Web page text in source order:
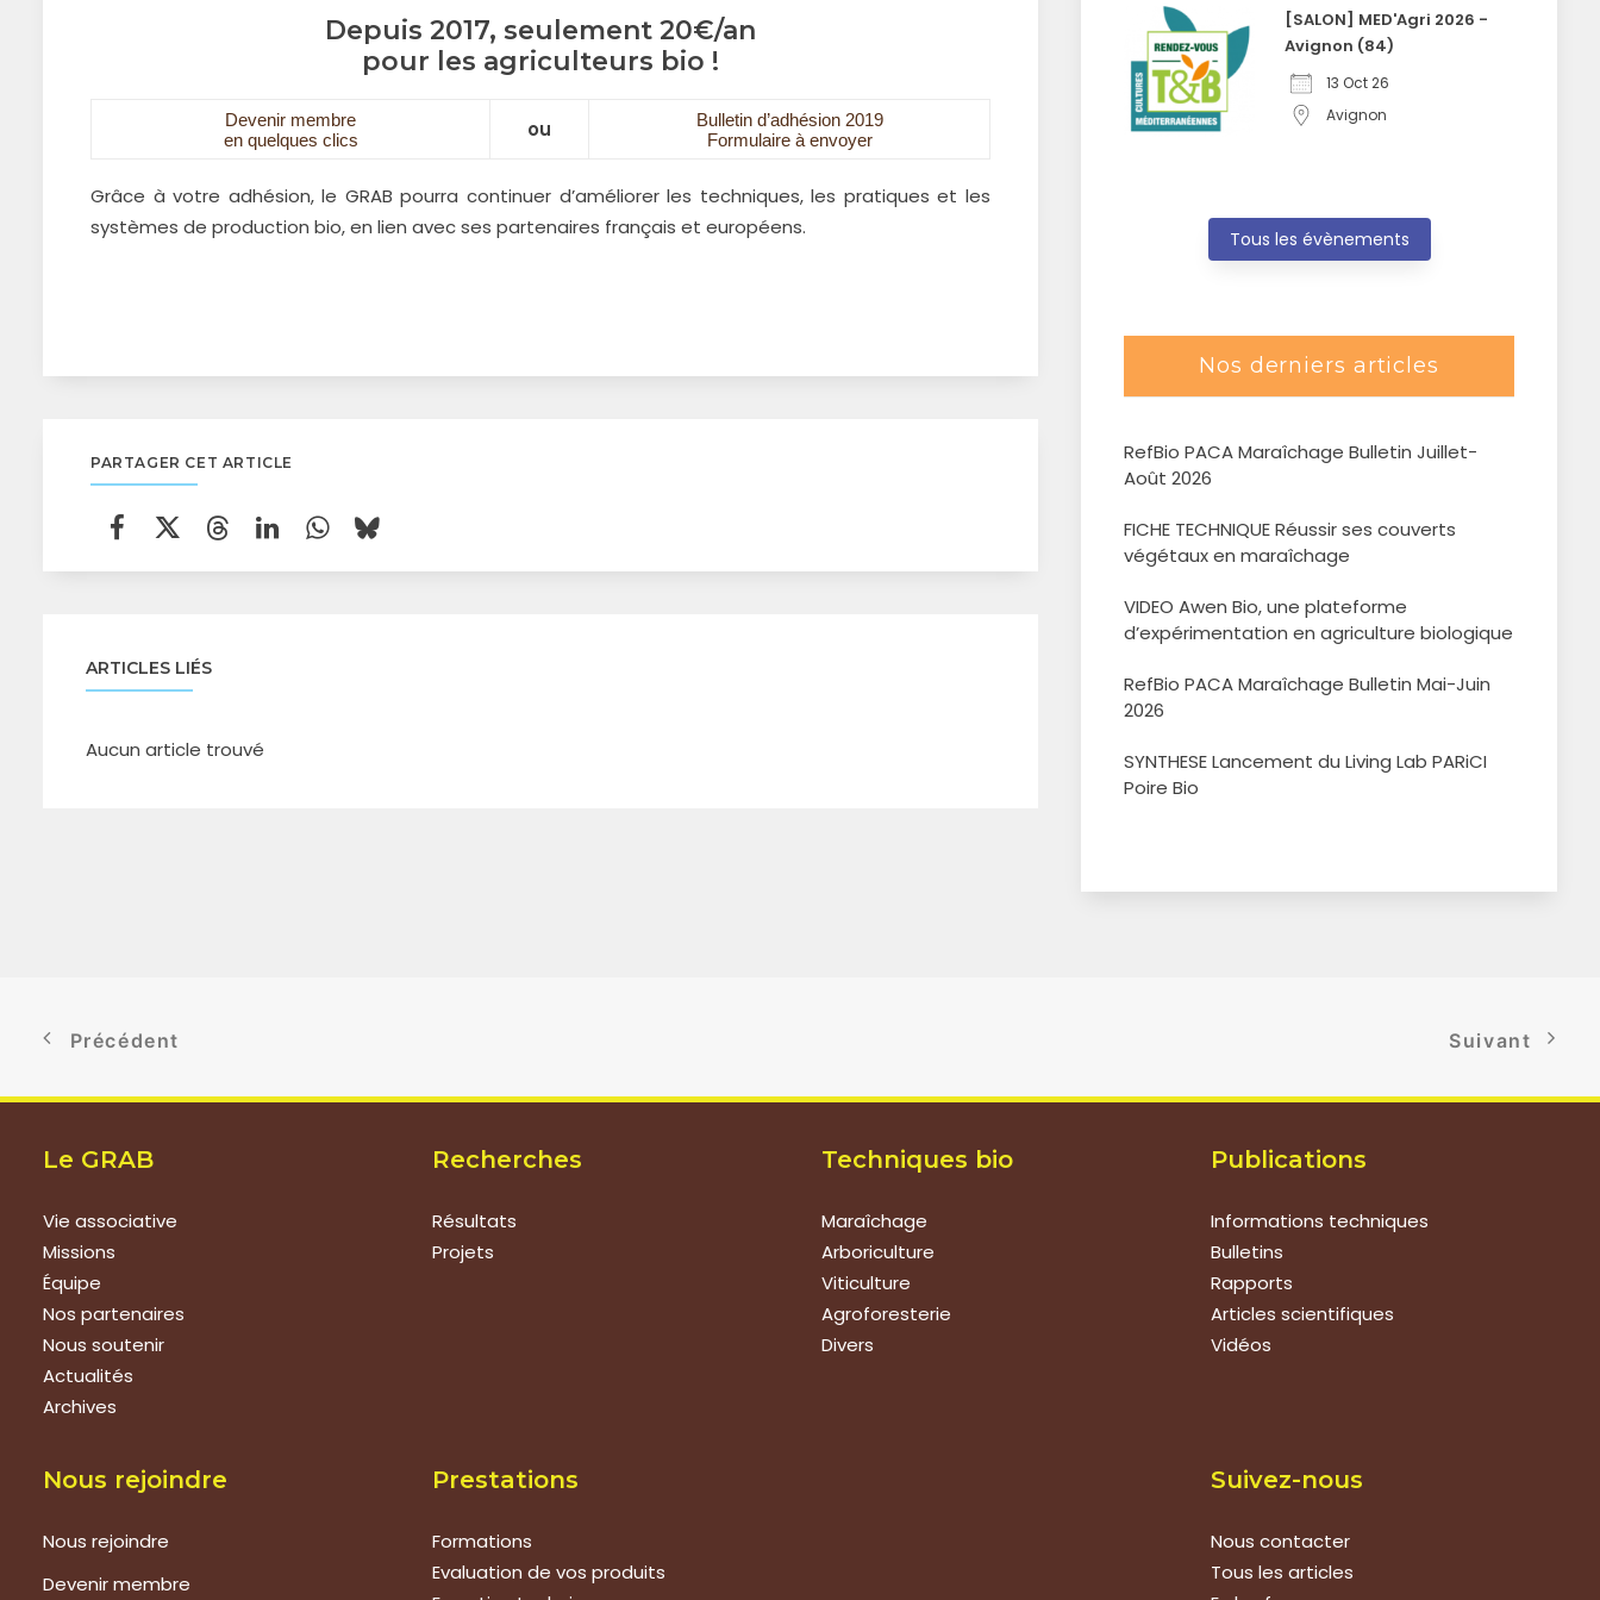
Depuis 2017, seulement 20€/an
pour les agriculteurs bio !
Devenir membre
en quelques clics
ou
Bulletin d’adhésion 2019
Formulaire à envoyer
Grâce à votre adhésion, le GRAB pourra continuer d’améliorer les techniques, les pratiques et les
systèmes de production bio, en lien avec ses partenaires français et européens.
PARTAGER CET ARTICLE
ARTICLES LIÉS
Aucun article trouvé
[SALON] MED'Agri 2026 -
Avignon (84)
13 Oct 26
Avignon
Tous les évènements
Nos derniers articles
RefBio PACA Maraîchage Bulletin Juillet-
Août 2026
FICHE TECHNIQUE Réussir ses couverts
végétaux en maraîchage
VIDEO Awen Bio, une plateforme
d’expérimentation en agriculture biologique
RefBio PACA Maraîchage Bulletin Mai-Juin
2026
SYNTHESE Lancement du Living Lab PARiCI
Poire Bio
Précédent Suivant
Le GRAB
Vie associative
Missions
Équipe
Nos partenaires
Nous soutenir
Actualités
Archives
Recherches
Résultats
Projets
Techniques bio
Maraîchage
Arboriculture
Viticulture
Agroforesterie
Divers
Publications
Informations techniques
Bulletins
Rapports
Articles scientifiques
Vidéos
Nous rejoindre
Nous rejoindre
Devenir membre
Prestations
Formations
Evaluation de vos produits
Suivez-nous
Nous contacter
Tous les articles